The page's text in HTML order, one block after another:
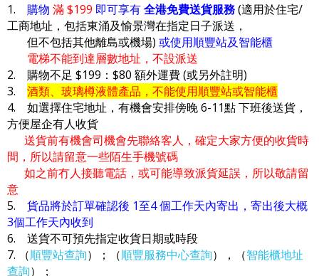
1. 購物 滿 $199 即可享有全港免費送貨服務(適用於住宅/
工商地址，包括東涌及愉景灣在指定日子派送，
但不包括其他離島或機場) 或使用順豐站及智能櫃
電梯不能到達層數地址，不設派送
2. 購物不足 $199：$80 額外運費 (或另外註明)
3. 酒類、玻璃樽液體產品，不能使用順豐站或智能櫃
4. 如選擇住宅地址，有機會安排傍晚 6-11點 下班後送貨，
方便屋企有人收貨
送貨前有機會司機會先聯絡客人，確定大家方便的收貨時
間，所以請留意一些陌生手機號碼
如之前冇人接聽電話，或可能導致派貨延誤，所以敬請留
意
5. 貨品將於訂單確認後 1至4 個工作天內寄出，寄出後大概
3個工作天內收到
6. 送貨不可預先指定收貨日期或時段
7. （順豐站查詢）；（順豐服務中心查詢），（智能櫃地址
查詢）；